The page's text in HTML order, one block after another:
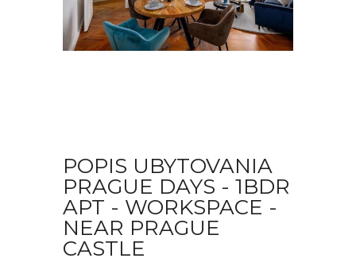
POPIS UBYTOVANIA
PRAGUE DAYS - 1BDR
APT - WORKSPACE -
NEAR PRAGUE
CASTLE